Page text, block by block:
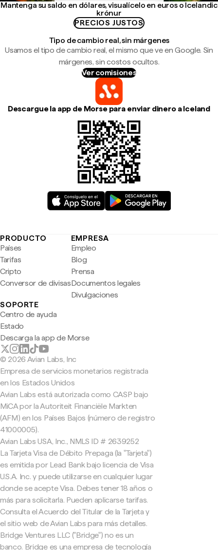
Mantenga su saldo en dólares, visualícelo en euros o Icelandic
krónur
PRECIOS JUSTOS
Tipo de cambio real, sin márgenes
Usamos el tipo de cambio real, el mismo que ve en Google. Sin
márgenes, sin costos ocultos.
Ver comisiones
Descargue la app de Morse para enviar dinero a Iceland
PRODUCTO
Países
Tarifas
Cripto
Conversor de divisas
EMPRESA
Empleo
Blog
Prensa
Documentos legales
Divulgaciones
SOPORTE
Centro de ayuda
Estado
Descarga la app de Morse
© 2026 Avian Labs, Inc
Empresa de servicios monetarios registrada
en los Estados Unidos
Avian Labs está autorizada como CASP bajo
MiCA por la Autoriteit Financiële Markten
(AFM) en los Países Bajos (número de registro
41000005).
Avian Labs USA, Inc., NMLS ID # 2639252
La Tarjeta Visa de Débito Prepaga (la "Tarjeta")
es emitida por Lead Bank bajo licencia de Visa
U.S.A. Inc. y puede utilizarse en cualquier lugar
donde se acepte Visa. Debes tener 18 años o
más para solicitarla. Pueden aplicarse tarifas.
Consulta el Acuerdo del Titular de la Tarjeta y
el sitio web de Avian Labs para más detalles.
Bridge Ventures LLC ("Bridge") no es un
banco. Bridge es una empresa de tecnología